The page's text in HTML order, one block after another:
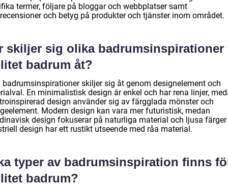
termer, följare på bloggar och webbplatser samt
och betyg på produkter och tjänster inom området.
skiljer sig olika badrumsinspirationer
badrum åt?
badrumsinspirationer skiljer sig åt genom designelement och
En minimalistisk design är enkel och har rena linjer,
design använder sig av färgglada mönster och
Modern design kan vara mer futuristisk, medan
design fokuserar på naturliga material och ljusa
design har ett rustikt utseende med råa material.
typer av badrumsinspiration finns
badrum?